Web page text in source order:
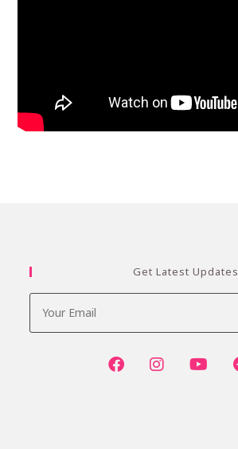
Get Latest Updates